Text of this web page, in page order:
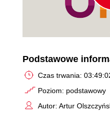
Podstawowe
Czas trwania:
Poziom: podstawowy
Autor: Artur